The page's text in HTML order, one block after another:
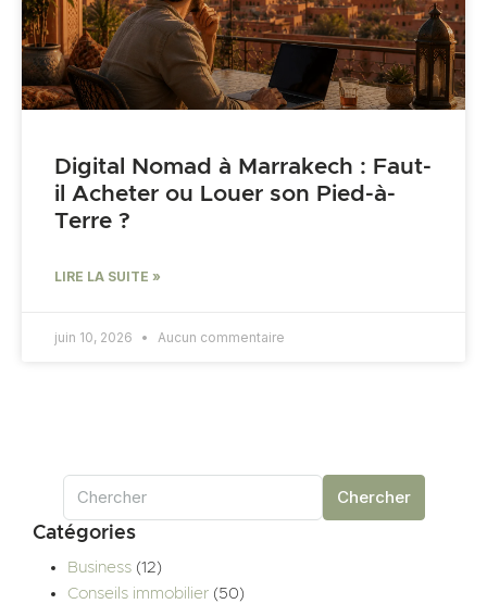
Digital Nomad à Marrakech : Faut-
il Acheter ou Louer son Pied-à-
Terre ?
LIRE LA SUITE »
juin 10, 2026 Aucun commentaire
Chercher
Catégories
Business (12)
Conseils immobilier (50)